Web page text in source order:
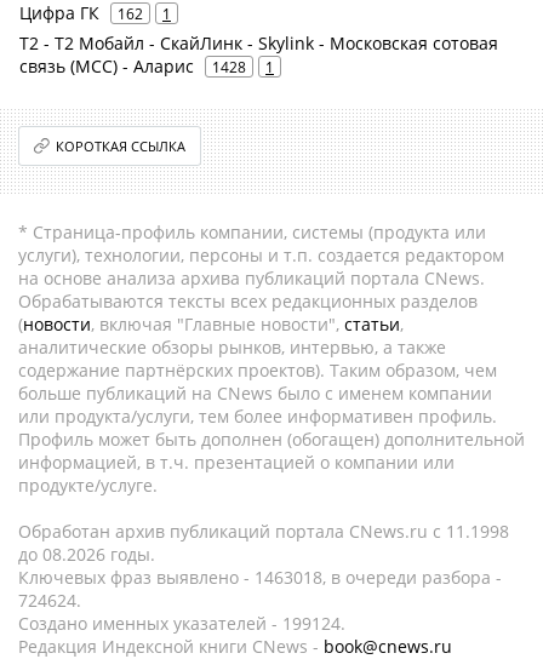
Цифра ГК 162 1
Т2 - Т2 Мобайл - СкайЛинк - Skylink - Московская сотовая
связь (МСС) - Аларис
1428 1
КОРОТКАЯ ССЫЛКА
* Страница-профиль компании, системы (продукта или
услуги), технологии, персоны и т.п. создается редактором
на основе анализа архива публикаций портала CNews.
Обрабатываются тексты всех редакционных разделов
(новости, включая "Главные новости", статьи,
аналитические обзоры рынков, интервью, а также
содержание партнёрских проектов). Таким образом, чем
больше публикаций на CNews было с именем компании
или продукта/услуги, тем более информативен профиль.
Профиль может быть дополнен (обогащен) дополнительной
информацией, в т.ч. презентацией о компании или
продукте/услуге.
Обработан архив публикаций портала CNews.ru c 11.1998
до 08.2026 годы.
Ключевых фраз выявлено - 1463018, в очереди разбора -
724624.
Создано именных указателей - 199124.
Редакция Индексной книги CNews - book@cnews.ru